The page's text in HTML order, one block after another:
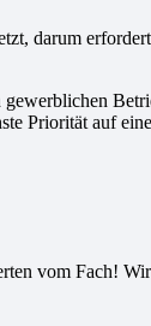
darum
Priorität auf
vom Fach!